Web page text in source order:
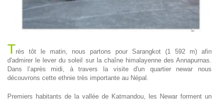
Très tôt le matin, nous partons pour Sarangkot (1 592 m) afin
d'admirer le lever du soleil sur la chaîne himalayenne des Annapurnas.
Dans l’après midi, à travers la visite d'un quartier newar nous
découvrons cette ethnie très importante au Népal.
Premiers habitants de la vallée de Katmandou, les Newar forment un